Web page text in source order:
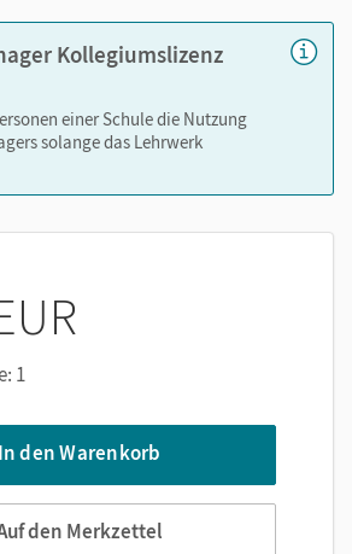
Kollegiumslizenz
einer Schule die Nutzung
solange das Lehrwerk
1
In den Warenkorb
den Merkzettel